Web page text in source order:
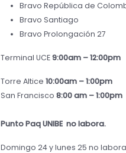
Bravo República de
Bravo Santiago
Bravo Prolongación 27
Terminal UCE9:00am – 12:00pm
Torre Altice 10:00am – 1:00pm
San Francisco 8:00 am – 1:00pm
Punto Paq UNIBE no labora.
Domingo 24 y lunes 25 no